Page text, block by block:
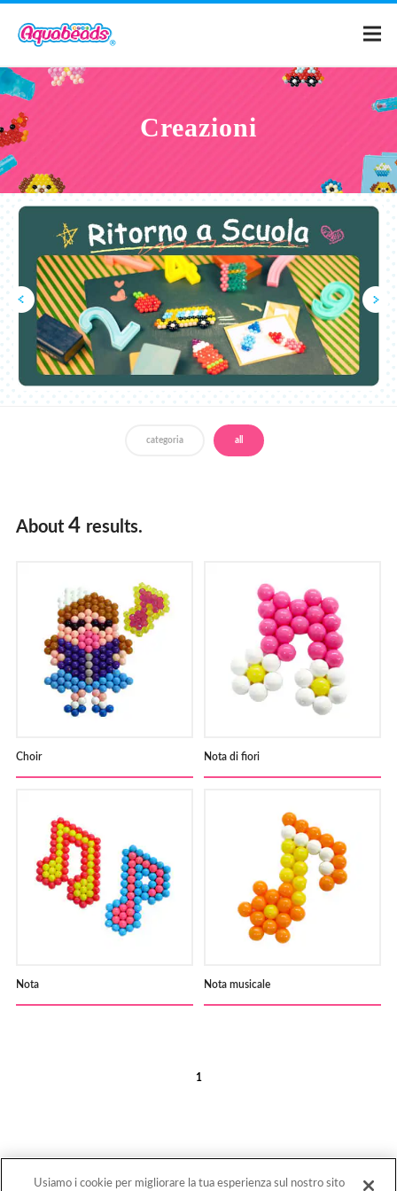
Cos'è Aquabeads?
Video
Per i genitori
Creazioni
categoria all
About 4 results.
Choir Nota di fiori
Nota Nota musicale
1
Usiamo i cookie per migliorare la tua esperienza sul nostro sito